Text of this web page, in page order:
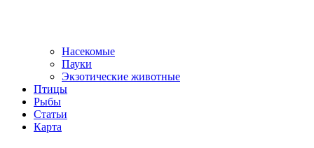
Насекомые
Пауки
Экзотические животные
Птицы
Рыбы
Статьи
Карта